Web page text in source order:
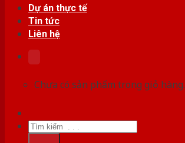
Dự án thực tế
Tin tức
Liên hệ
Chưa có sản phẩm trong giỏ hàng.
Tìm
kiếm: